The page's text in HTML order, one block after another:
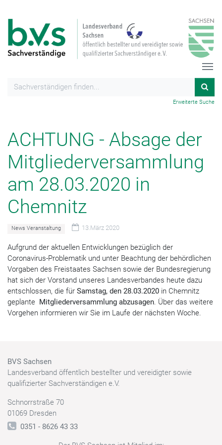
Erweiterte Suche
ACHTUNG - Absage der
Mitgliederversammlung
am 28.03.2020 in
Chemnitz
News Veranstaltung 13.März 2020
Aufgrund der aktuellen Entwicklungen bezüglich der
Coronavirus-Problematik und unter Beachtung der behördlichen
Vorgaben des Freistaates Sachsen sowie der Bundesregierung
hat sich der Vorstand unseres Landesverbandes heute dazu
entschlossen, die für Samstag, den 28.03.2020 in Chemnitz
geplante Mitgliederversammlung abzusagen. Über das weitere
Vorgehen informieren wir Sie im Laufe der nächsten Woche.
BVS Sachsen
Landesverband öffentlich bestellter und vereidigter sowie
qualifizierter Sachverständigen e.V.
Schnorrstraße 70
01069 Dresden
0351 - 8626 43 33